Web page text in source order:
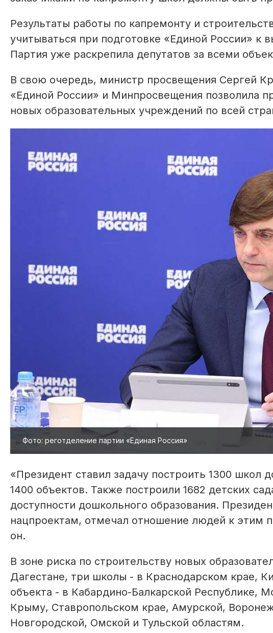
Результаты работы по капремонту и
учитываться при подготовке «Единой России»
Партия уже раскрепила депутатов за всеми
В свою очередь, министр просвещения Сергей
«Единой России» и Минпросвещения позволила
новых образовательных учреждений по всей
Фото: реготделение партии «Единая Россия»
«Президент ставил задачу построить 1300 школ
1400 объектов. Также построили 1682 детских
доступности дошкольного образования.
нацпроектам, отмечал отношение людей к этим
он.
В зоне риска по строительству новых
Дагестане, три школы - в Краснодарском крае,
объекта - в Кабардино-Балкарской Республике,
Крыму, Ставропольском крае, Амурской,
Новгородской, Омской и Тульской областям.